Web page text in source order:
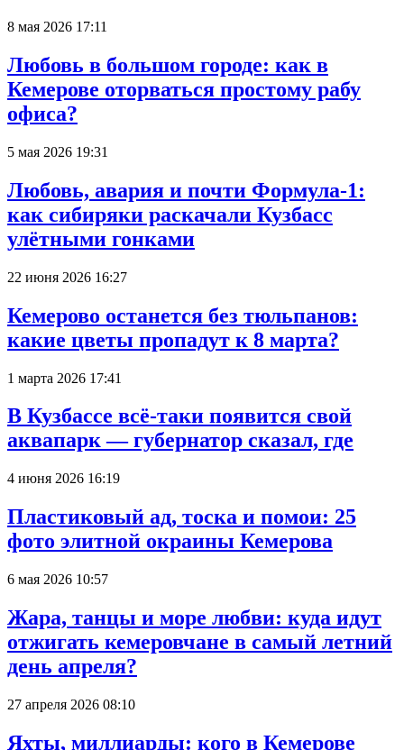
8 мая 2026 17:11
Любовь в большом городе: как в
Кемерове оторваться простому рабу
офиса?
5 мая 2026 19:31
Любовь, авария и почти Формула-1:
как сибиряки раскачали Кузбасс
улётными гонками
22 июня 2026 16:27
Кемерово останется без тюльпанов:
какие цветы пропадут к 8 марта?
1 марта 2026 17:41
В Кузбассе всё-таки появится свой
аквапарк — губернатор сказал, где
4 июня 2026 16:19
Пластиковый ад, тоска и помои: 25
фото элитной окраины Кемерова
6 мая 2026 10:57
Жара, танцы и море любви: куда идут
отжигать кемеровчане в самый летний
день апреля?
27 апреля 2026 08:10
Яхты, миллиарды: кого в Кемерове